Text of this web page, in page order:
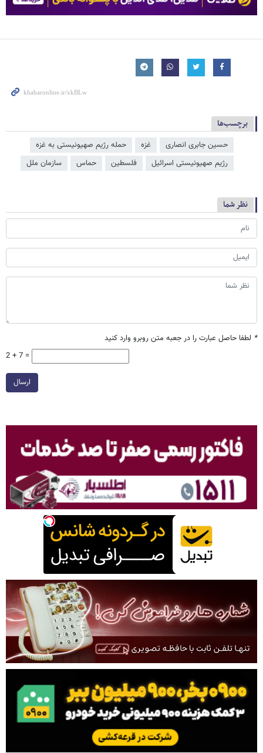
برچسب‌ها
حسین جابری انصاری غزه
حمله رژیم صهیونیستی به غزه
رژیم صهیونیستی اسرائیل
فلسطین حماس سازمان ملل
نظر شما
* لطفا حاصل عبارت را در جعبه متن روبرو وارد کنید
2 + 7 =
ارسال